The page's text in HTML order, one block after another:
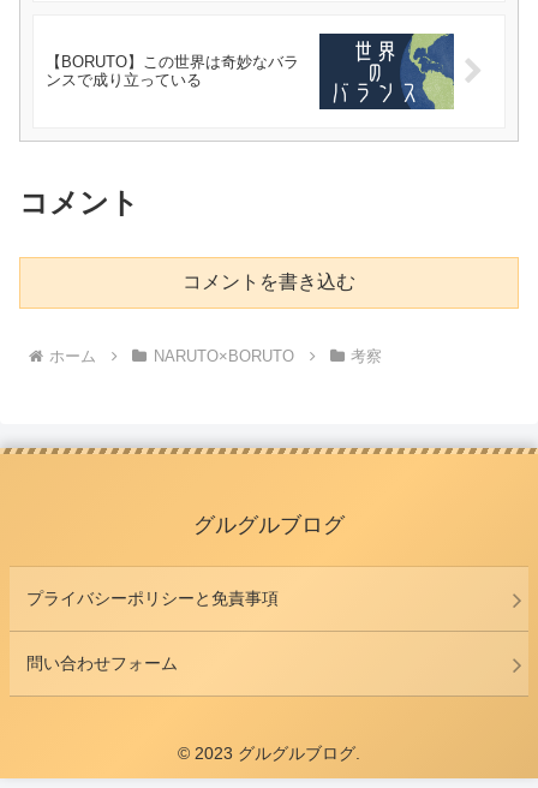
【BORUTO】この世界は奇妙なバラ
ンスで成り立っている
コメント
コメントを書き込む
ホーム NARUTO×BORUTO 考察
グルグルブログ
プライバシーポリシーと免責事項
問い合わせフォーム
© 2023 グルグルブログ.